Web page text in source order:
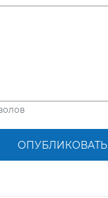
ОПУБЛИКОВАТЬ